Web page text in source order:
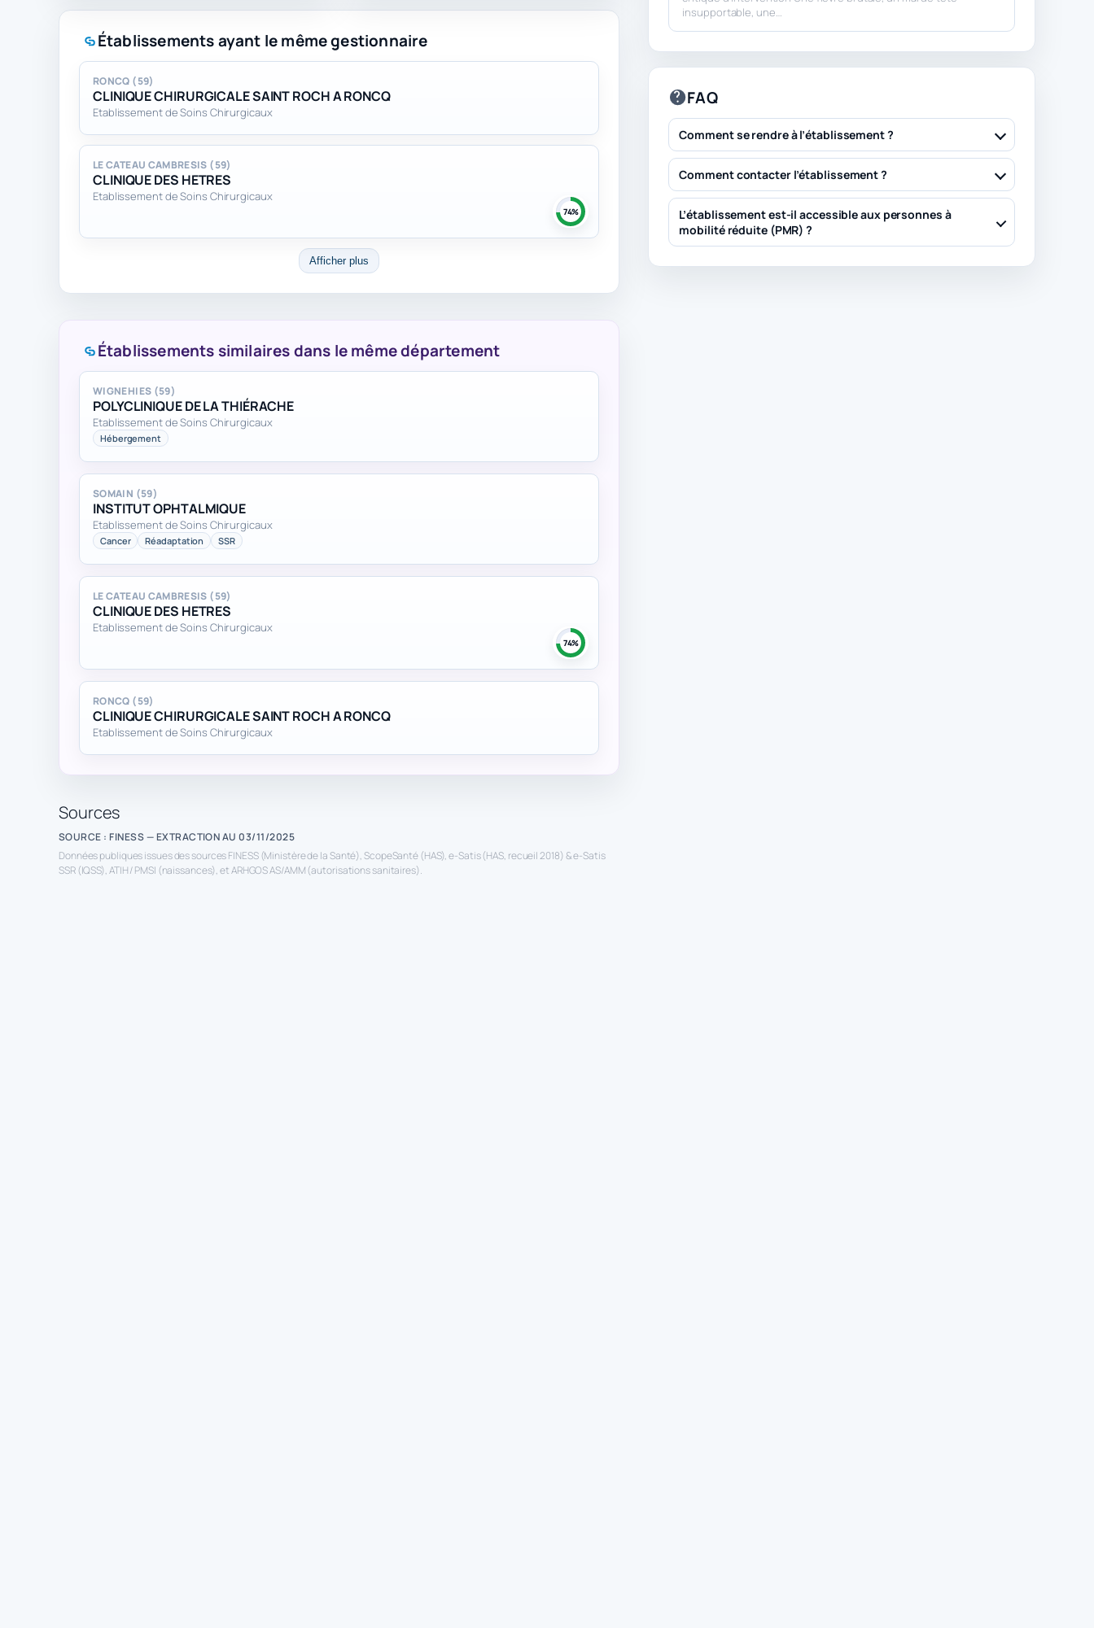
Établissements ayant le même gestionnaire
RONCQ (59)
CLINIQUE CHIRURGICALE SAINT ROCH A RONCQ
Etablissement de Soins Chirurgicaux
LE CATEAU CAMBRESIS (59)
CLINIQUE DES HETRES
Etablissement de Soins Chirurgicaux
74%
Afficher plus
Établissements similaires dans le même département
WIGNEHIES (59)
POLYCLINIQUE DE LA THIÉRACHE
Etablissement de Soins Chirurgicaux
Hébergement
SOMAIN (59)
INSTITUT OPHTALMIQUE
Etablissement de Soins Chirurgicaux
Cancer Réadaptation SSR
LE CATEAU CAMBRESIS (59)
CLINIQUE DES HETRES
Etablissement de Soins Chirurgicaux
74%
RONCQ (59)
CLINIQUE CHIRURGICALE SAINT ROCH A RONCQ
Etablissement de Soins Chirurgicaux
Sources
SOURCE : FINESS — EXTRACTION AU 03/11/2025
Données publiques issues des sources FINESS (Ministère de la Santé), ScopeSanté (HAS), e-Satis (HAS, recueil 2018) & e-Satis
SSR (IQSS), ATIH / PMSI (naissances), et ARHGOS AS/AMM (autorisations sanitaires).
insupportable, une…
FAQ
Comment se rendre à l’établissement ?
Comment contacter l’établissement ?
L’établissement est-il accessible aux personnes à
mobilité réduite (PMR) ?